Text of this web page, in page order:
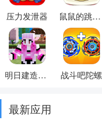
压力发泄器 鼠鼠的跳跃冒险
明日建造大师 战斗吧陀螺
最新应用